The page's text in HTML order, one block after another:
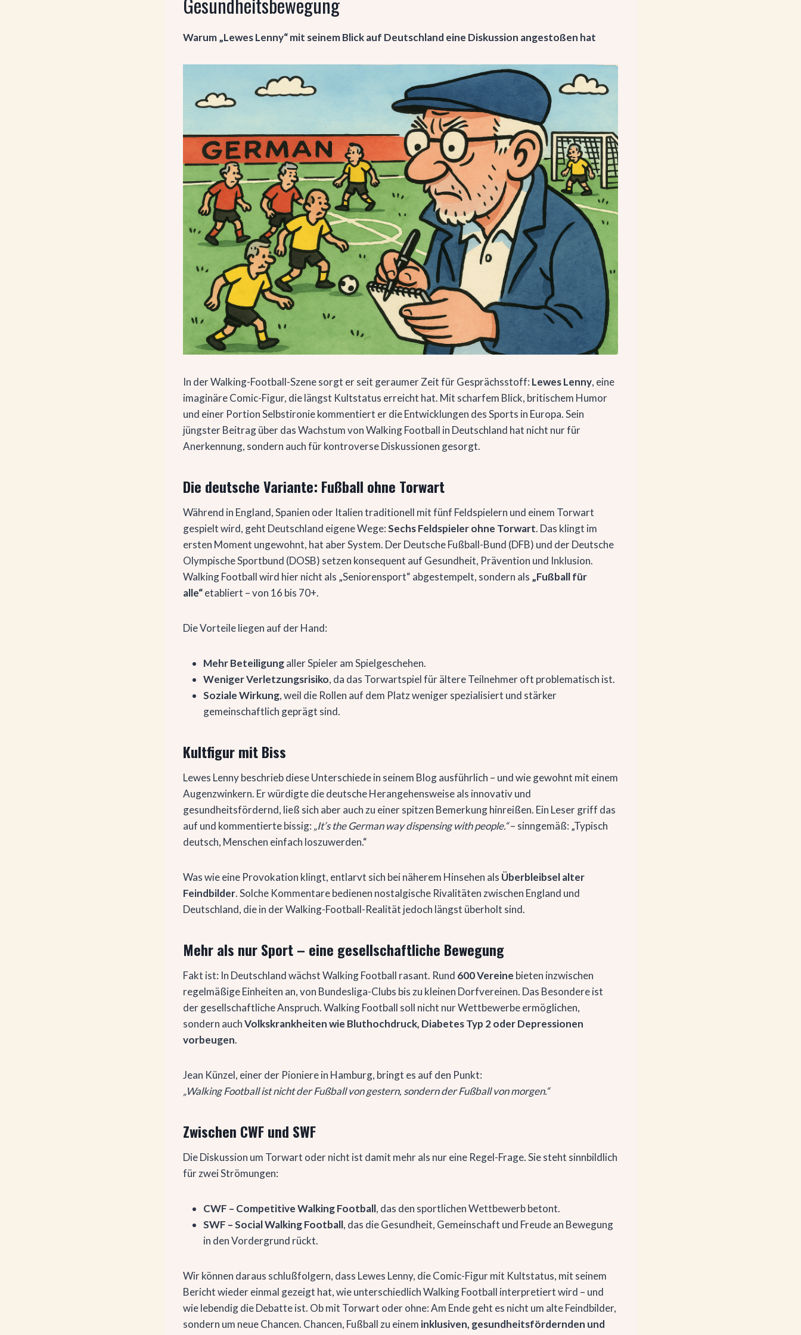
Warum „Lewes Lenny“ mit seinem Blick auf Deutschland eine Diskussion angestoßen hat
In der Walking-Football-Szene sorgt er seit geraumer Zeit für Gesprächsstoff: Lewes Lenny, eine
imaginäre Comic-Figur, die längst Kultstatus erreicht hat. Mit scharfem Blick, britischem Humor
und einer Portion Selbstironie kommentiert er die Entwicklungen des Sports in Europa. Sein
jüngster Beitrag über das Wachstum von Walking Football in Deutschland hat nicht nur für
Anerkennung, sondern auch für kontroverse Diskussionen gesorgt.
Die deutsche Variante: Fußball ohne Torwart
Während in England, Spanien oder Italien traditionell mit fünf Feldspielern und einem Torwart
gespielt wird, geht Deutschland eigene Wege:Sechs Feldspieler ohne Torwart. Das klingt im
ersten Moment ungewohnt, hat aber System. Der Deutsche Fußball-Bund (DFB) und der Deutsche
Olympische Sportbund (DOSB) setzen konsequent auf Gesundheit, Prävention und Inklusion.
Walking Football wird hier nicht als „Seniorensport“ abgestempelt, sondern als „Fußball für
alle“etabliert – von 16 bis 70+.
Die Vorteile liegen auf der Hand:
Mehr Beteiligungaller Spieler am Spielgeschehen.
Weniger Verletzungsrisiko, da das Torwartspiel für ältere Teilnehmer oft problematisch ist.
Soziale Wirkung, weil die Rollen auf dem Platz weniger spezialisiert und stärker
gemeinschaftlich geprägt sind.
Kultfigur mit Biss
Lewes Lenny beschrieb diese Unterschiede in seinem Blog ausführlich – und wie gewohnt mit einem
Augenzwinkern. Er würdigte die deutsche Herangehensweise als innovativ und
gesundheitsfördernd, ließ sich aber auch zu einer spitzen Bemerkung hinreißen. Ein Leser griff das
auf und kommentierte bissig: „It’s the German way dispensing with people.“– sinngemäß: „Typisch
deutsch, Menschen einfach loszuwerden.“
Was wie eine Provokation klingt, entlarvt sich bei näherem Hinsehen als Überbleibsel alter
Feindbilder. Solche Kommentare bedienen nostalgische Rivalitäten zwischen England und
Deutschland, die in der Walking-Football-Realität jedoch längst überholt sind.
Mehr als nur Sport – eine gesellschaftliche Bewegung
Fakt ist: In Deutschland wächst Walking Football rasant. Rund 600 Vereine bieten inzwischen
regelmäßige Einheiten an, von Bundesliga-Clubs bis zu kleinen Dorfvereinen. Das Besondere ist
der gesellschaftliche Anspruch. Walking Football soll nicht nur Wettbewerbe ermöglichen,
sondern auchVolkskrankheiten wie Bluthochdruck, Diabetes Typ 2 oder Depressionen
vorbeugen.
Jean Künzel, einer der Pioniere in Hamburg, bringt es auf den Punkt:
„Walking Football ist nicht der Fußball von gestern, sondern der Fußball von morgen.“
Zwischen CWF und SWF
Die Diskussion um Torwart oder nicht ist damit mehr als nur eine Regel-Frage. Sie steht sinnbildlich
für zwei Strömungen:
CWF – Competitive Walking Football, das den sportlichen Wettbewerb betont.
SWF – Social Walking Football, das die Gesundheit, Gemeinschaft und Freude an Bewegung
in den Vordergrund rückt.
Wir können daraus schlußfolgern, dass Lewes Lenny, die Comic-Figur mit Kultstatus, mit seinem
Bericht wieder einmal gezeigt hat, wie unterschiedlich Walking Football interpretiert wird – und
wie lebendig die Debatte ist. Ob mit Torwart oder ohne: Am Ende geht es nicht um alte Feindbilder,
sondern um neue Chancen. Chancen, Fußball zu einem inklusiven, gesundheitsfördernden und